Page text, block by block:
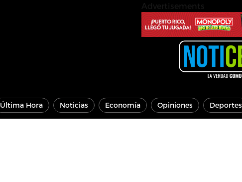
Última Hora Noticias Economía Opiniones Deportes